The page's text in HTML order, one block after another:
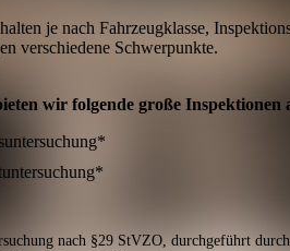
je nach Fahr­zeug­klasse,
verschiedene Schwerpunkte.
wir folgende große Inspektionen
nach §29 StVZO, durch­geführt